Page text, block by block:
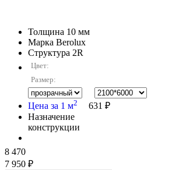
Толщина 10 мм
Марка Berolux
Структура 2R
Цвет:
Размер:
Цена за 1 м2
631 ₽
Назначение
конструкции
8 470
7 950 ₽